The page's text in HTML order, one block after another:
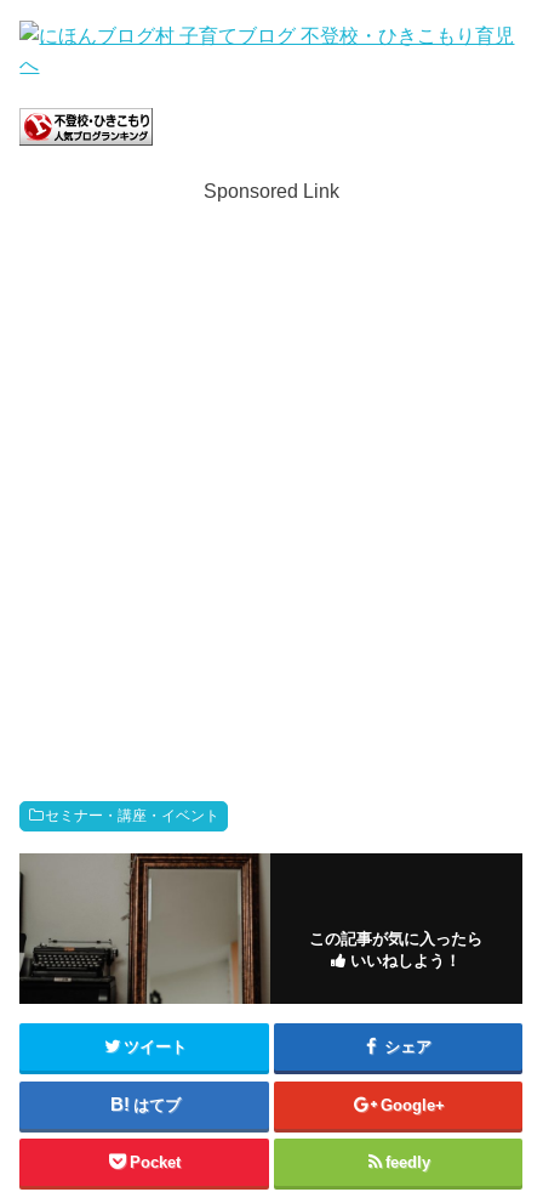
Sponsored Link
セミナー・講座・イベント
この記事が気に入ったら
いいねしよう！
ツイート シェア
はてブ Google+
Pocket feedly